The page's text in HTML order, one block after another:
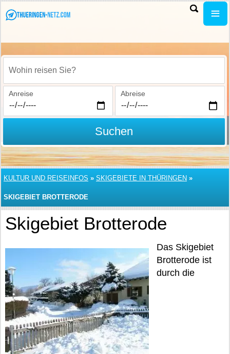
Wohin reisen Sie?
Anreise Abreise
Suchen
KULTUR UND REISEINFOS » SKIGEBIETE IN THÜRINGEN »
SKIGEBIET BROTTERODE
Skigebiet Brotterode
Das Skigebiet
Brotterode ist
durch die